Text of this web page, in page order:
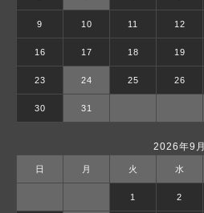
9 10 11 12
16 17 18 19
23 24 25 26
30 31
2026年9月
日 月 火 水
1 2